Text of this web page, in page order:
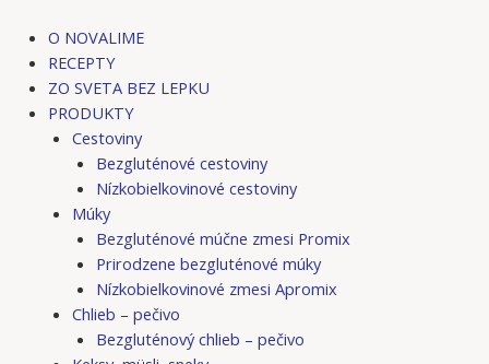
obsah
O NOVALIME
RECEPTY
ZO SVETA BEZ LEPKU
PRODUKTY
Cestoviny
Bezgluténové cestoviny
Nízkobielkovinové cestoviny
Múky
Bezgluténové múčne zmesi Promix
Prirodzene bezgluténové múky
Nízkobielkovinové zmesi Apromix
Chlieb – pečivo
Bezgluténový chlieb – pečivo
navigation